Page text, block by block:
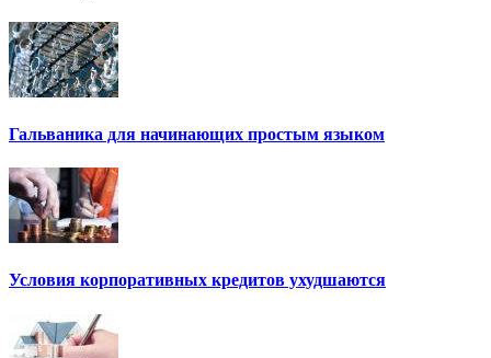
Гальваника для начинающих простым языком
Условия корпоративных кредитов ухудшаются